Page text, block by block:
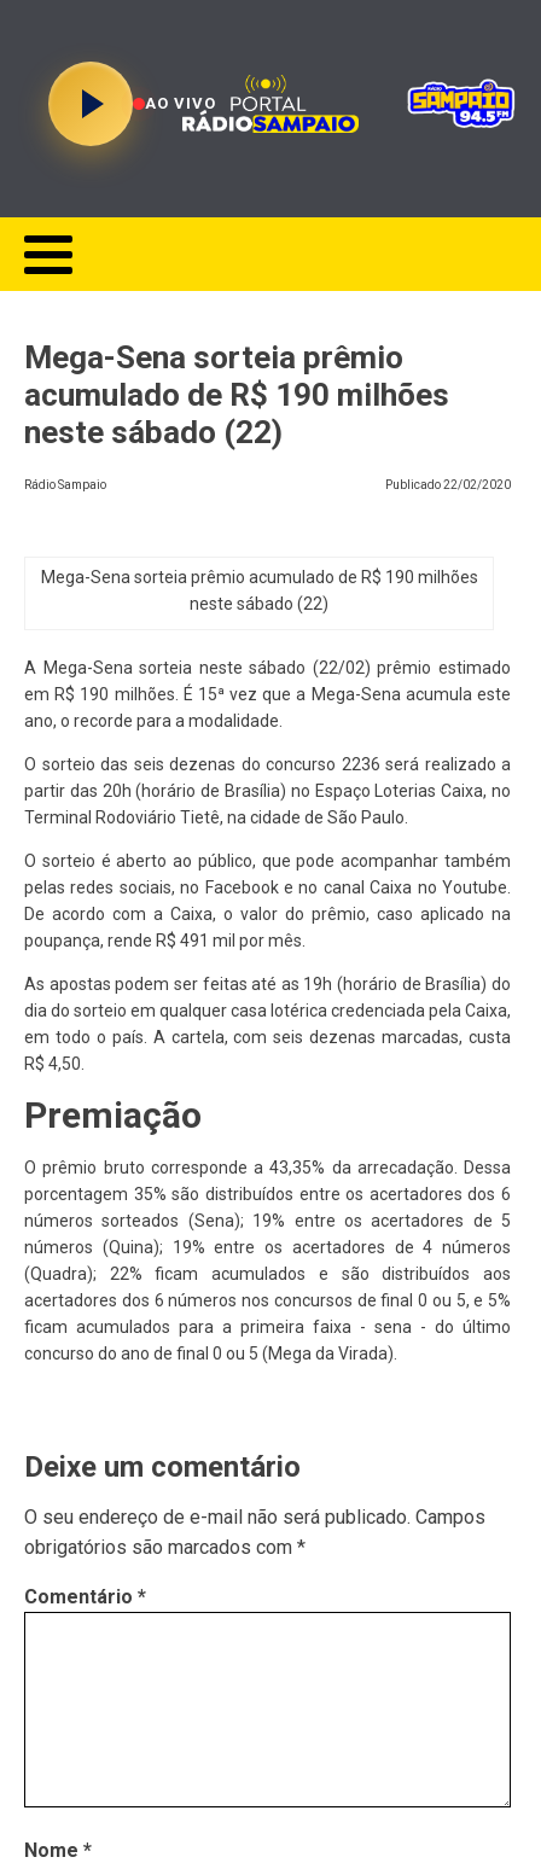
AO VIVO
Mega-Sena sorteia prêmio
acumulado de R$ 190 milhões
neste sábado (22)
Rádio Sampaio Publicado22/02/2020
Mega-Sena sorteia prêmio acumulado de R$ 190 milhões
neste sábado (22)
A Mega-Sena sorteia neste sábado (22/02) prêmio estimado
em R$ 190 milhões. É 15ª vez que a Mega-Sena acumula este
ano, o recorde para a modalidade.
O sorteio das seis dezenas do concurso 2236 será realizado a
partir das 20h (horário de Brasília) no Espaço Loterias Caixa, no
Terminal Rodoviário Tietê, na cidade de São Paulo.
O sorteio é aberto ao público, que pode acompanhar também
pelas redes sociais, no Facebook e no canal Caixa no Youtube.
De acordo com a Caixa, o valor do prêmio, caso aplicado na
poupança, rende R$ 491 mil por mês.
As apostas podem ser feitas até as 19h (horário de Brasília) do
dia do sorteio em qualquer casa lotérica credenciada pela Caixa,
em todo o país. A cartela, com seis dezenas marcadas, custa
R$ 4,50.
Premiação
O prêmio bruto corresponde a 43,35% da arrecadação. Dessa
porcentagem 35% são distribuídos entre os acertadores dos 6
números sorteados (Sena); 19% entre os acertadores de 5
números (Quina); 19% entre os acertadores de 4 números
(Quadra); 22% ficam acumulados e são distribuídos aos
acertadores dos 6 números nos concursos de final 0 ou 5, e 5%
ficam acumulados para a primeira faixa - sena - do último
concurso do ano de final 0 ou 5 (Mega da Virada).
Deixe um comentário
O seu endereço de e-mail não será publicado. Campos
obrigatórios são marcados com *
Comentário *
Nome *